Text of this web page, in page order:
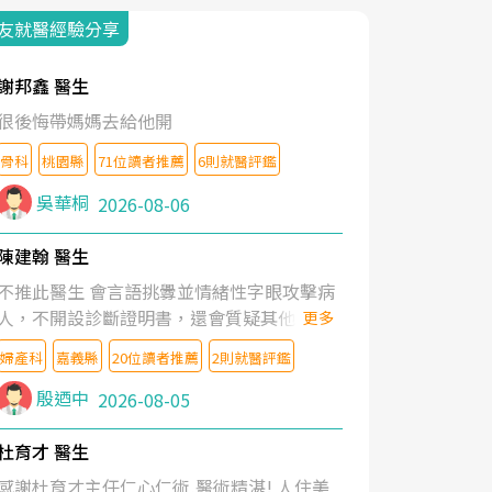
就醫經驗分享
邦鑫 醫生
後悔帶媽媽去給他開
骨科 桃園縣 71位讀者推薦 6則就醫評鑑
吳華桐 2026-08-06
建翰 醫生
推此醫生 會言語挑釁並情緒性字眼攻擊病
，不開設診斷證明書，還會質疑其他醫生
判斷！
更多
婦產科 嘉義縣 20位讀者推薦 2則就醫評鑑
殷迺中 2026-08-05
育才 醫生